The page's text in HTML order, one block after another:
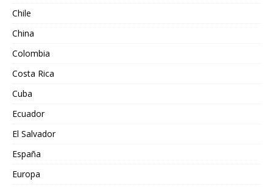
Chile
China
Colombia
Costa Rica
Cuba
Ecuador
El Salvador
España
Europa